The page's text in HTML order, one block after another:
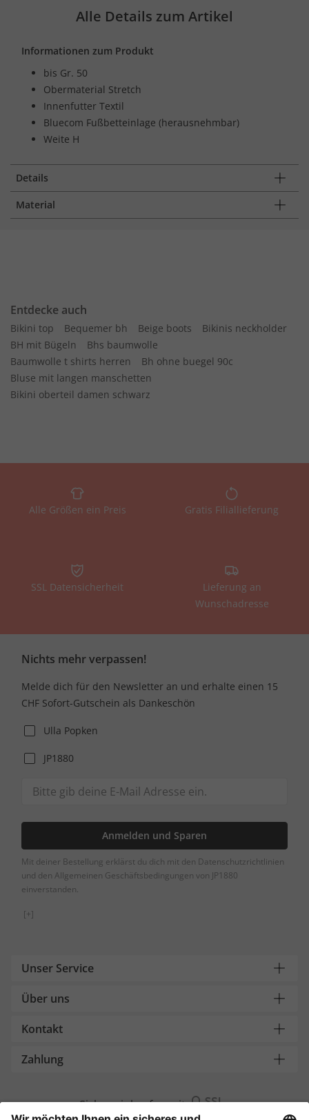
Alle Details zum Artikel
Informationen zum Produkt
bis Gr. 50
Obermaterial Stretch
Innenfutter Textil
Bluecom Fußbetteinlage (herausnehmbar)
Weite H
Details
Material
Entdecke auch
Bikini top Bequemer bh Beige boots
Bikinis neckholder
BH mit Bügeln
Bhs baumwolle
Baumwolle t shirts herren
Bh ohne buegel 90c
Bluse mit langen manschetten
Bikini oberteil damen schwarz
Alle Größen ein Preis Gratis Filiallieferung
SSL Datensicherheit
Lieferung an
Wunschadresse
Nichts mehr verpassen!
Melde dich für den Newsletter an und erhalte einen 15
CHF Sofort-Gutschein als Dankeschön
Ulla Popken
JP1880
Anmelden und Sparen
Mit deiner Bestellung erklärst du dich mit den Datenschutzrichtlinien
und den Allgemeinen Geschäftsbedingungen von JP1880
einverstanden.
[+]
Unser Service
Über uns
Kontakt
Zahlung
Sicher einkaufen mit